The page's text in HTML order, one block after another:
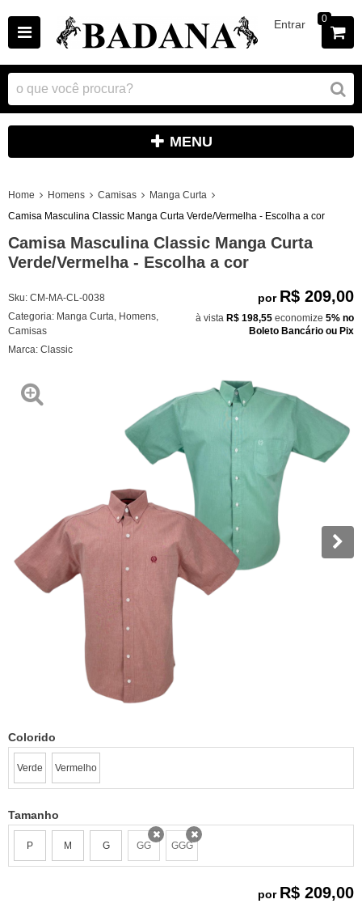
Entrar 0
MENU
Home Homens Camisas
Manga Curta
Camisa Masculina Classic Manga Curta Verde/Vermelha - Escolha a cor
Camisa Masculina Classic Manga Curta
Verde/Vermelha - Escolha a cor
Sku: CM-MA-CL-0038
Categoria: Manga Curta Homens
Camisas
Marca: Classic
por R$ 209,00
à vista R$ 198,55 economize 5% no
Boleto Bancário ou Pix
Colorido
Verde Vermelho
Tamanho
P M G GGx GGG
x
por R$ 209,00